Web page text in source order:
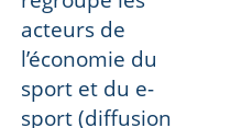
acteurs de
l’économie du
sport et du e-
sport (diffusion